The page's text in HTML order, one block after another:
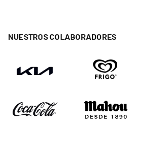
NUESTROS COLABORADORES